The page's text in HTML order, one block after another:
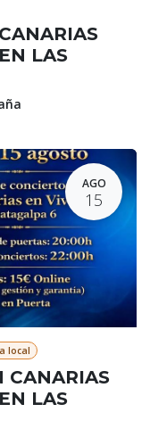
LAS
AGO
15
local
CANARIAS
LAS